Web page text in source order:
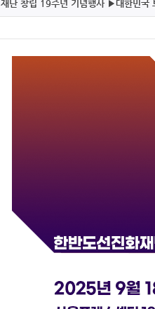
재단 창립 19주년 기념행사 ▶대한민국